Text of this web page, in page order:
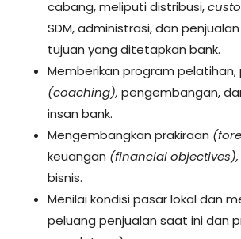
cabang, meliputi distribusi,
SDM, administrasi, dan
tujuan yang ditetapkan bank.
Memberikan program
(coaching), pengembangan,
insan bank.
Mengembangkan prakiraan
keuangan (financial objectives),
bisnis.
Menilai kondisi pasar lokal dan
peluang penjualan saat ini dan